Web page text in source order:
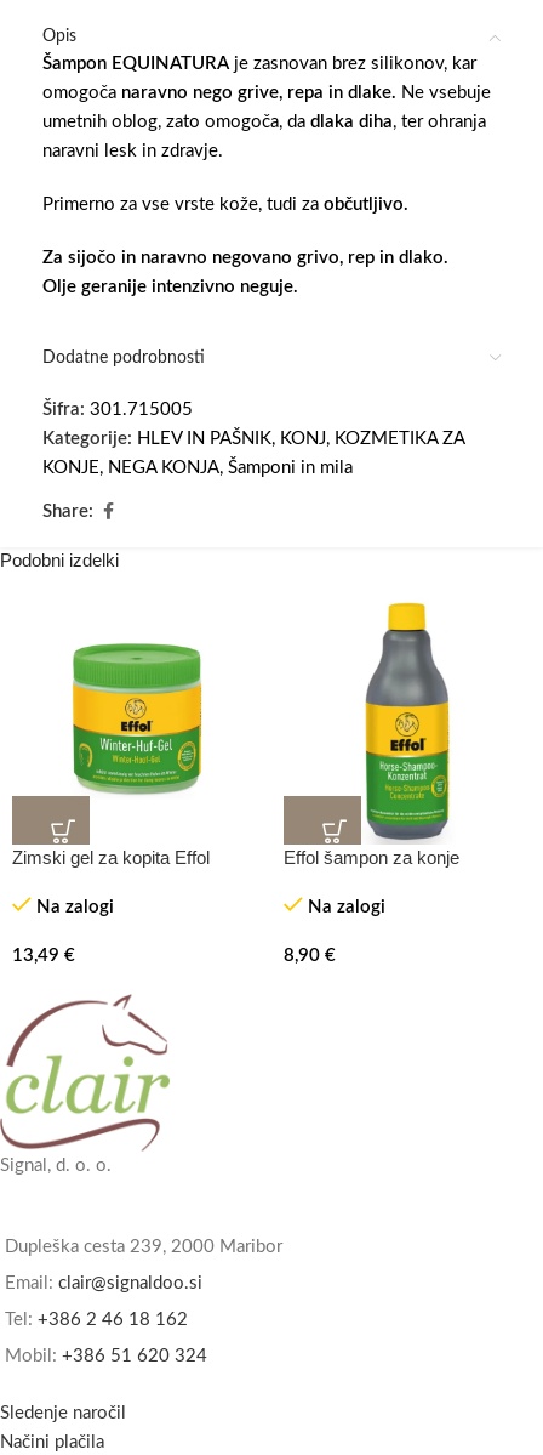
Opis
Šampon EQUINATURAje zasnovan brez silikonov, kar
omogoča naravno nego grive, repa in dlake. Ne vsebuje
umetnih oblog, zato omogoča, da dlaka diha, ter ohranja
naravni lesk in zdravje.
Primerno za vse vrste kože, tudi za občutljivo.
Za sijočo in naravno negovano grivo, rep in dlako.
Olje geranije intenzivno neguje.
Dodatne podrobnosti
Šifra: 301.715005
Kategorije: HLEV IN PAŠNIK, KONJ, KOZMETIKA ZA
KONJE, NEGA KONJA, Šamponi in mila
Share:
Podobni izdelki
Zimski gel za kopita Effol
Na zalogi
13,49 €
Effol šampon za konje
Na zalogi
8,90 €
Signal, d. o. o.
Dupleška cesta 239, 2000 Maribor
Email: clair@signaldoo.si
Tel: +386 2 46 18 162
Mobil: +386 51 620 324
Sledenje naročil
Načini plačila